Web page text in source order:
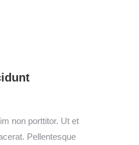
non porttitor. Ut et
Pellentesque